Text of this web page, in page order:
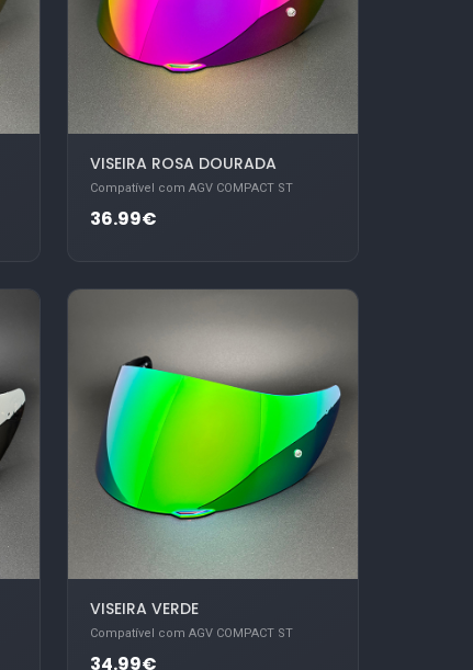
VISEIRA ROSA DOURADA
Compatível com AGV COMPACT ST
36.99€
VISEIRA VERDE
Compatível com AGV COMPACT ST
34.99€